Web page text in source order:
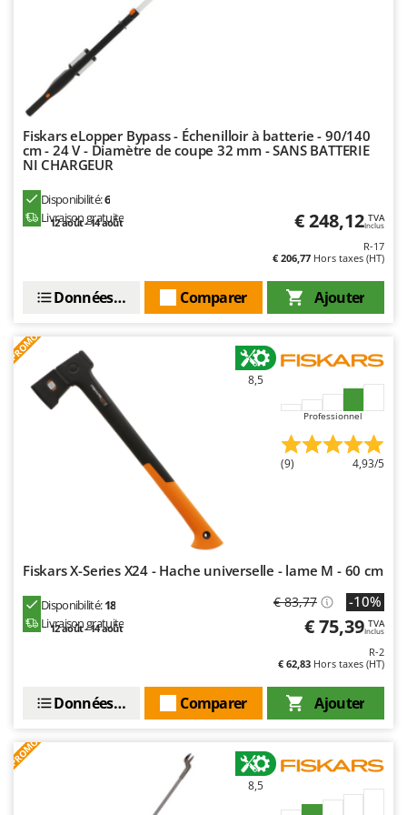
New O.M.R.A.
Ninja
Novatec
NuAir
NuovaFac
O
Officine Savioli
OMA
Ompagrill
Ooni
Oriental Koshin
Outdoorchef
Paterlini
Philips
Pramac
R.G.V.
Fiskars eLopper Bypass - Échenilloir à batterie - 90/140
cm - 24 V - Diamètre de coupe 32 mm - SANS BATTERIE
NI CHARGEUR
Disponibilité:6
Livraison gratuite
12 août - 14 août € 248,12 TVA
Inclus
R-17
€ 206,77 Hors taxes (HT)
Ajouter
Comparer
Données techniques
PROMO
8,5
Professionnel
(9) 4,93/5
Fiskars X-Series X24 - Hache universelle - lame M - 60 cm
Disponibilité:18
Livraison gratuite
12 août - 14 août
€ 83,77 -10%
€ 75,39 TVA
Inclus
R-2
€ 62,83 Hors taxes (HT)
Ajouter
Comparer
Données techniques
PROMO
8,5